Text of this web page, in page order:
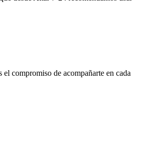
compromiso de acompañarte en cada